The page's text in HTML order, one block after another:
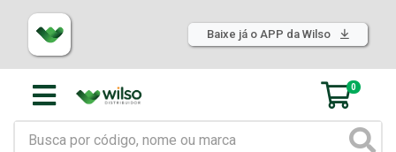
Baixe já o APP da Wilso
0